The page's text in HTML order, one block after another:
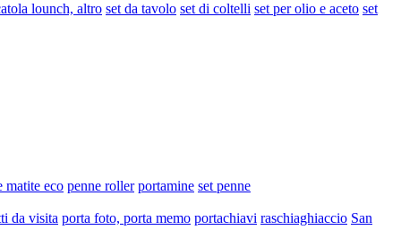
lounch, altro set da tavolo set di coltelli set per olio e aceto set
matite eco penne roller portamine set penne
da visita porta foto, porta memo portachiavi raschiaghiaccio San